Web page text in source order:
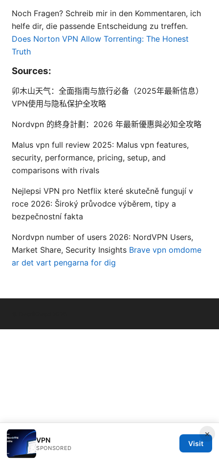
Noch Fragen? Schreib mir in den Kommentaren, ich
helfe dir, die passende Entscheidung zu treffen.
Does Norton VPN Allow Torrenting: The Honest
Truth
Sources:
卯木山天气：全面指南与旅行必备（2025年最新信息）
VPN使用与隐私保护全攻略
Nordvpn 的終身計劃：2026 年最新優惠與必知全攻略
Malus vpn full review 2025: Malus vpn features,
security, performance, pricing, setup, and
comparisons with rivals
Nejlepsi VPN pro Netflix které skutečně fungují v
roce 2026: Široký průvodce výběrem, tipy a
bezpečnostní fakta
Nordvpn number of users 2026: NordVPN Users,
Market Share, Security Insights Brave vpn omdome
ar det vart pengarna for dig
×
VPN
SPONSORED
Visit